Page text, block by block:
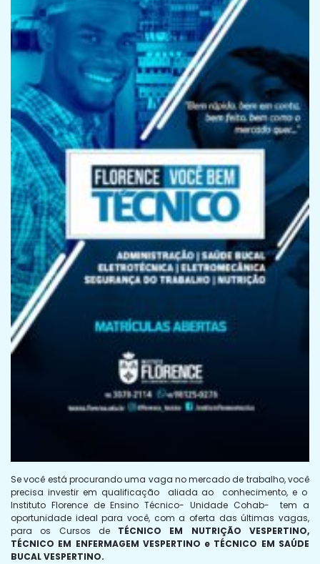
Se você está procurando uma vaga no mercado de trabalho, você
precisa investir em qualificação aliada ao conhecimento, e o
Instituto Florence de Ensino Técnico- Unidade Cohab- tem a
oportunidade ideal para você, com a oferta das últimas vagas,
para os Cursos de TÉCNICO EM NUTRIÇÃO VESPERTINO,
TÉCNICO EM ENFERMAGEM VESPERTINO e TÉCNICO EM SAÚDE
BUCAL VESPERTINO.